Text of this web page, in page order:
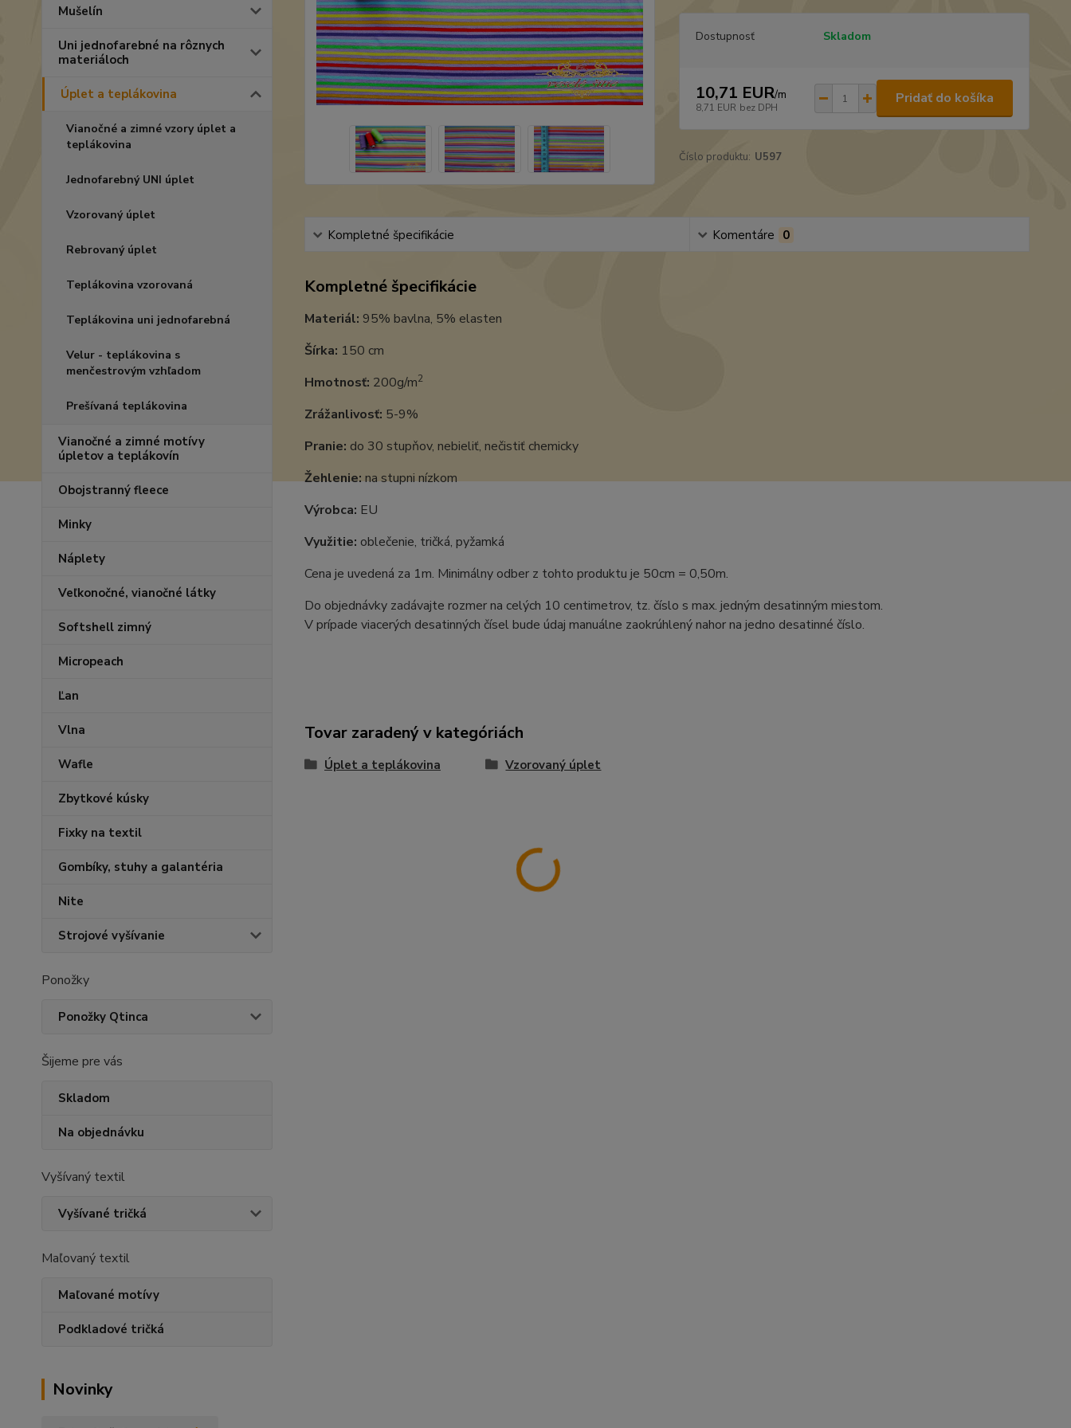
Mušelín
Uni jednofarebné na rôznych
materiáloch
Úplet a teplákovina
Vianočné a zimné vzory úplet a
teplákovina
Jednofarebný UNI úplet
Vzorovaný úplet
Rebrovaný úplet
Teplákovina vzorovaná
Teplákovina uni jednofarebná
Velur - teplákovina s
menčestrovým vzhľadom
Prešívaná teplákovina
Vianočné a zimné motívy
úpletov a teplákovín
Obojstranný fleece
Minky
Náplety
Veľkonočné, vianočné látky
Softshell zimný
Micropeach
Ľan
Vlna
Wafle
Zbytkové kúsky
Fixky na textil
Gombíky, stuhy a galantéria
Nite
Strojové vyšívanie
Ponožky
Ponožky Qtinca
Šijeme pre vás
Skladom
Na objednávku
Vyšívaný textil
Vyšívané tričká
Maľovaný textil
Maľované motívy
Podkladové tričká
Novinky
Dostupnosť Skladom
10,71 EUR/m
8,71 EUR bez DPH
Pridať do košíka
Číslo produktu: U597
Kompletné špecifikácie Komentáre 0
Kompletné špecifikácie
Materiál: 95% bavlna, 5% elasten
Šírka: 150 cm
Hmotnosť: 200g/m2
Zrážanlivosť: 5-9%
Pranie: do 30 stupňov, nebieliť, nečistiť chemicky
Žehlenie:na stupni nízkom
Výrobca: EU
Využitie: oblečenie, tričká, pyžamká
Cena je uvedená za 1m. Minimálny odber z tohto produktu je 50cm = 0,50m.
Do objednávky zadávajte rozmer na celých 10 centimetrov, tz. číslo s max. jedným desatinným miestom.
V prípade viacerých desatinných čísel bude údaj manuálne zaokrúhlený nahor na jedno desatinné číslo.
Tovar zaradený v kategóriách
Úplet a teplákovina Vzorovaný úplet